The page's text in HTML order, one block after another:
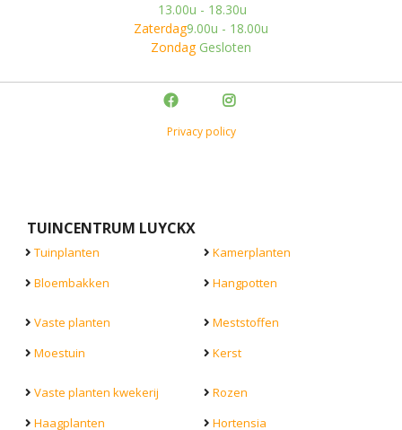
13.00u - 18.30u
Zaterdag9.00u - 18.00u
Zondag Gesloten
Privacy policy
TUINCENTRUM LUYCKX
Tuinplanten
Kamerplanten
Bloembakken
Hangpotten
Vaste planten
Meststoffen
Moestuin
Kerst
Vaste planten kwekerij
Rozen
Haagplanten
Hortensia